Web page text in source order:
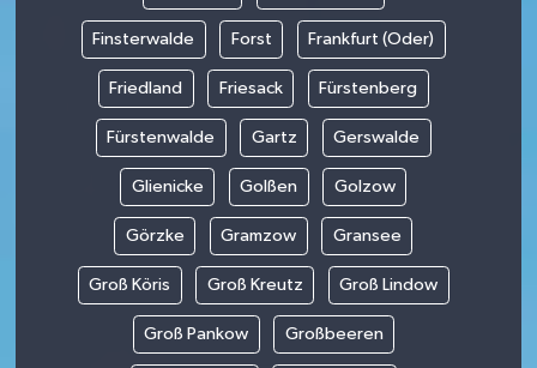
Finsterwalde Forst Frankfurt (Oder)
Friedland Friesack Fürstenberg
Fürstenwalde Gartz Gerswalde
Glienicke Golßen Golzow
Görzke Gramzow Gransee
Groß Köris Groß Kreutz Groß Lindow
Groß Pankow Großbeeren